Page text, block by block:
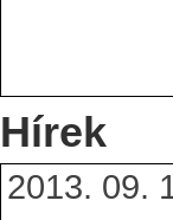
Hírek
2013. 09.